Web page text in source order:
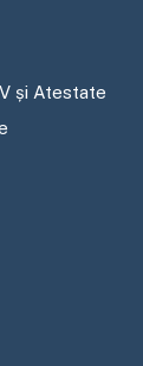
și Atestate